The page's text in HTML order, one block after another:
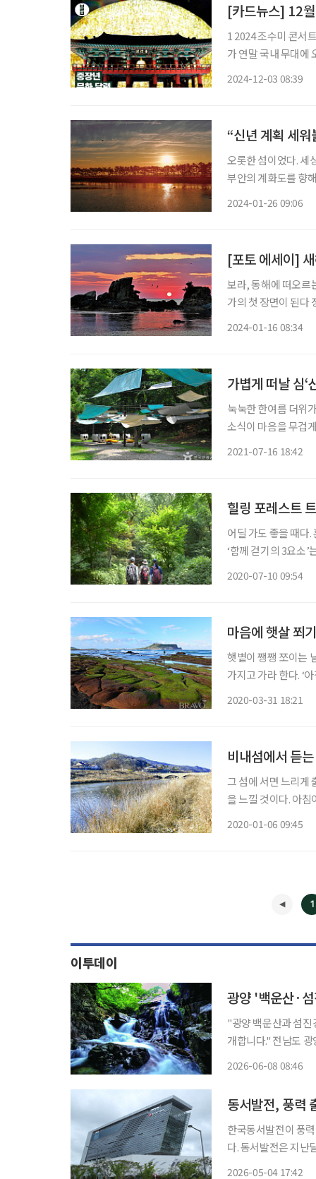
[카드뉴스] 12
1 2024 조수미 콘서
가 연말 국내 무대에
2024-12-03 08:39
“신년 계획 세
오롯한 섬이었다. 세
부안의 계화도를 향
2024-01-26 09:06
[포토 에세이]
보라, 동해에 떠오르는 태양 우
가의 첫 장면이 된다 정초 첫 해에는 희망이 있다 또 한 번 염원의 대상이 된다 수뭇개바위 연
2024-01-16 08:34
가볍게 떠날 심
눅눅한 한여름 더위
소식이 마음을 무겁
2021-07-16 18:42
힐링 포레스트
어딜 가도 좋을 때다
‘함께 걷기의 3요소
2020-07-10 09:54
마음에 햇살 쬐
햇볕이 쨍쨍 쪼이는
가지고 가라 한다. ‘아침 여섯 시 어느 동쪽에도 그만한 태양은 솟는 법인데 유독 성산포에서
2020-03-31 18:21
비내섬에서 듣
그 섬에 서면 느리게
을 느낄 것이다. 아
2020-01-06 09:45
1
이투데이
광양 '백운산·
"광양 백운산과 섬진
개합니다." 전남도 광양시가 복합관광자원을 앞세워 여름 휴가지로 주목받고 있다. 광양시는
2026-06-08 08:46
동서발전, 풍력
한국동서발전이 풍
다. 동서발전은 지난달 29일 대전에 위치한 재생에너지처 안전경영실 회의실에서 6개 풍력발
2026-05-04 17:42